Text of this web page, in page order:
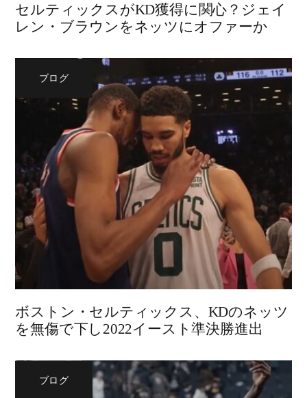
セルティックスがKD獲得に関心？ジェイ
レン・ブラウンをネッツにオファーか
ブログ
ボストン・セルティックス、KDのネッツ
を無傷で下し2022イースト準決勝進出
ブログ